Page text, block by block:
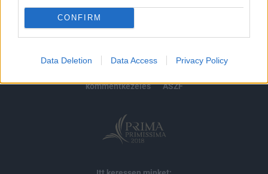
CONFIRM
Data Deletion Data Access Privacy Policy
© 2026 Portfolio
szerzői jogok médiaajánlat
karrier
kommentkezelés
ÁSZF